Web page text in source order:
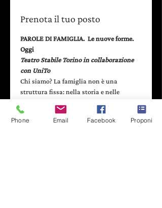
Prenota il tuo posto
PAROLE DI FAMIGLIA.  Le nuove forme.
Oggi
Teatro Stabile Torino in collaborazione
con UniTo
Chi siamo? La famiglia non è una
struttura fissa: nella storia e nelle
incredibilmente varie e fantasiose.
Questo incontro sarà un'occasione per
Phone Email Facebook Proponi